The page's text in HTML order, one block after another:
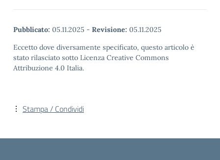
Pubblicato: 05.11.2025 - Revisione: 05.11.2025
Eccetto dove diversamente specificato, questo articolo è
stato rilasciato sotto Licenza Creative Commons
Attribuzione 4.0 Italia.
Stampa / Condividi